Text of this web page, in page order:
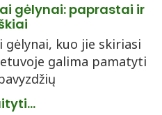
gėlynai: paprastai ir
kuo jie skiriasi
galima pamatyti